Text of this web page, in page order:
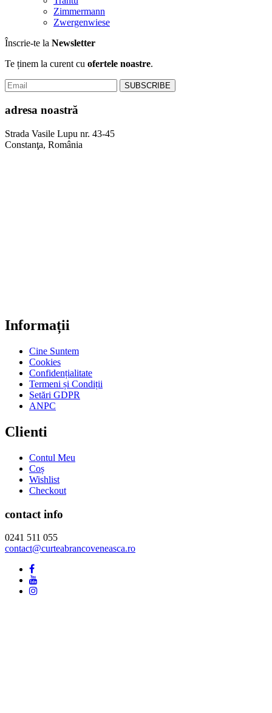
Zimmermann
Zwergenwiese
Înscrie-te la Newsletter
Te ținem la curent cu ofertele noastre.
adresa noastră
Strada Vasile Lupu nr. 43-45
Constanţa, România
Informații
Cine Suntem
Cookies
Confidențialitate
Termeni și Condiții
Setări GDPR
ANPC
Clienti
Contul Meu
Coș
Wishlist
Checkout
contact info
0241 511 055
contact@curteabrancoveneasca.ro